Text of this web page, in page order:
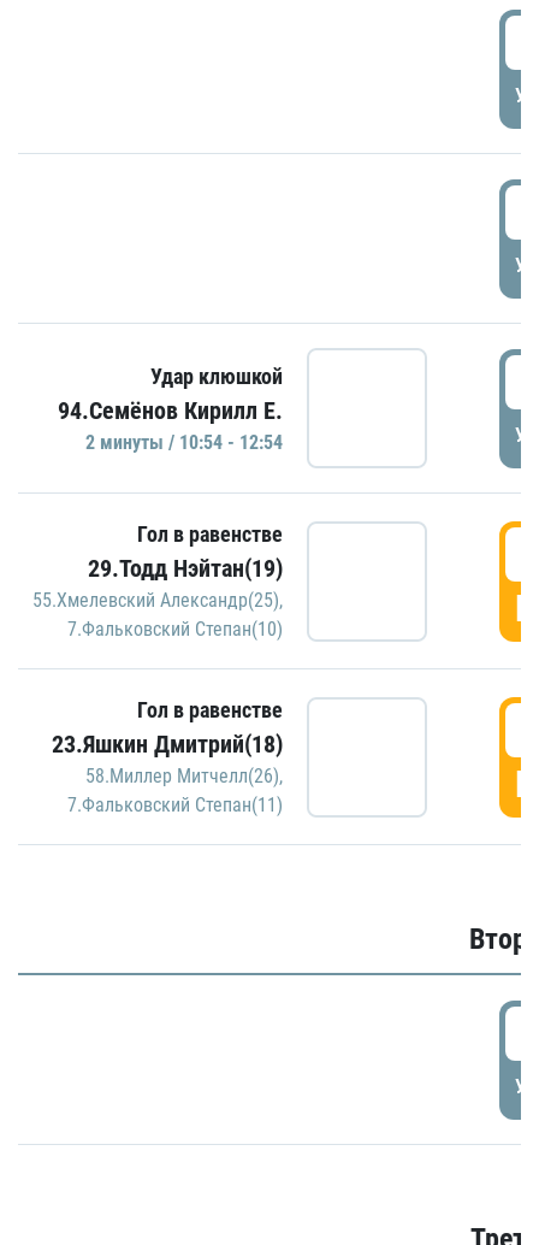
Удар клюшкой
94.Семёнов Кирилл Е.
2 минуты / 10:54 - 12:54
Гол в равенстве
29.Тодд Нэйтан(19)
55.Хмелевский Александр(25),
7.Фальковский Степан(10)
Гол в равенстве
23.Яшкин Дмитрий(18)
58.Миллер Митчелл(26),
7.Фальковский Степан(11)